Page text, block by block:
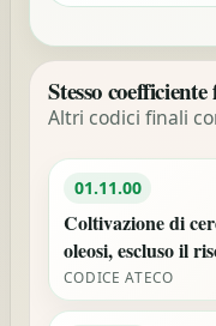
Stesso
Altri codici finali
01.11.00
Coltivazione di
oleosi, escluso il
CODICE ATECO